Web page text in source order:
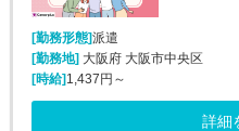
[勤務形態]派遣
[勤務地]大阪府 大阪市中央区
[時給]1,437円～
詳細